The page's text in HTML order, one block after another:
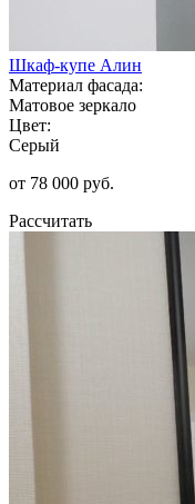
Шкаф-купе Алин
Материал фасада:
Матовое зеркало
Цвет:
Серый
от 78 000 руб.
Рассчитать